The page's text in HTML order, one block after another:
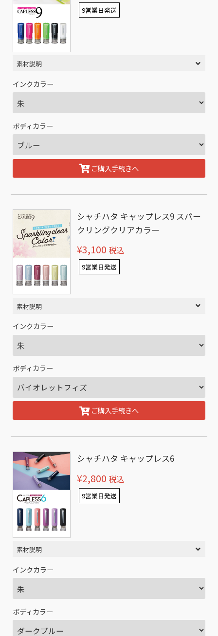
9営業日発送
素材説明
インクカラー
ボディカラー
ご購入手続きへ
シャチハタ キャップレス9 スパー
クリングクリアカラー
¥3,100 税込
9営業日発送
素材説明
インクカラー
ボディカラー
ご購入手続きへ
シャチハタ キャップレス6
¥2,800 税込
9営業日発送
素材説明
インクカラー
ボディカラー